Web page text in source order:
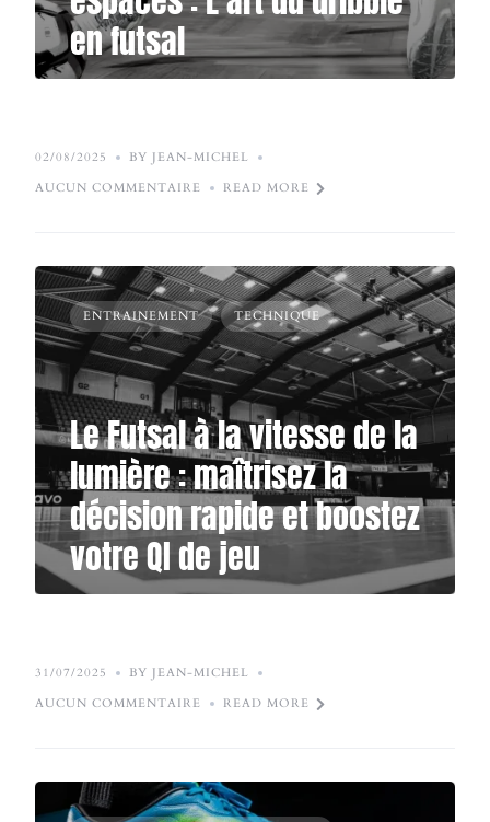
en futsal
02/08/2025
BY JEAN-MICHEL
AUCUN COMMENTAIRE
READ MORE
ENTRAINEMENT TECHNIQUE
Le Futsal à la vitesse de la
lumière : maîtrisez la
décision rapide et boostez
votre QI de jeu
31/07/2025
BY JEAN-MICHEL
AUCUN COMMENTAIRE
READ MORE